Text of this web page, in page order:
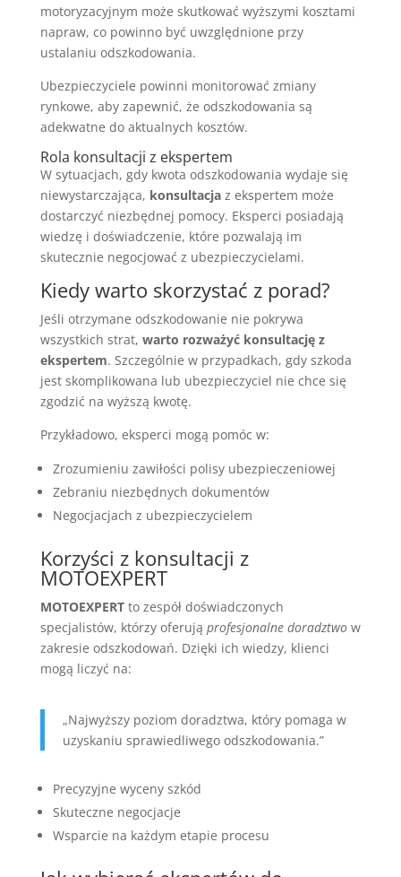
motoryzacyjnym może skutkować wyższymi kosztami
napraw, co powinno być uwzględnione przy
ustalaniu odszkodowania.
Ubezpieczyciele powinni monitorować zmiany
rynkowe, aby zapewnić, że odszkodowania są
adekwatne do aktualnych kosztów.
Rola konsultacji z ekspertem
W sytuacjach, gdy kwota odszkodowania wydaje się
niewystarczająca, konsultacjaz ekspertem może
dostarczyć niezbędnej pomocy. Eksperci posiadają
wiedzę i doświadczenie, które pozwalają im
skutecznie negocjować z ubezpieczycielami.
Kiedy warto skorzystać z porad?
Jeśli otrzymane odszkodowanie nie pokrywa
wszystkich strat, warto rozważyć konsultację z
ekspertem. Szczególnie w przypadkach, gdy szkoda
jest skomplikowana lub ubezpieczyciel nie chce się
zgodzić na wyższą kwotę.
Przykładowo, eksperci mogą pomóc w:
Zrozumieniu zawiłości polisy ubezpieczeniowej
Zebraniu niezbędnych dokumentów
Negocjacjach z ubezpieczycielem
Korzyści z konsultacji z
MOTOEXPERT
MOTOEXPERTto zespół doświadczonych
specjalistów, którzy oferują profesjonalne doradztwow
zakresie odszkodowań. Dzięki ich wiedzy, klienci
mogą liczyć na:
„Najwyższy poziom doradztwa, który pomaga w
uzyskaniu sprawiedliwego odszkodowania.”
Precyzyjne wyceny szkód
Skuteczne negocjacje
Wsparcie na każdym etapie procesu